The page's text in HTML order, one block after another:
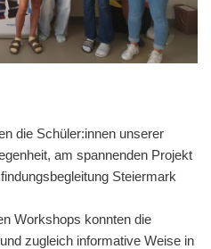
die Schüler:innen unserer
am spannenden Projekt
Steiermark
Workshops konnten die
zugleich informative Weise in